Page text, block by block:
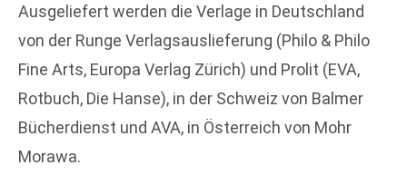
Ausgeliefert werden die Verlage in Deutschland
von der Runge Verlagsauslieferung (Philo & Philo
Fine Arts, Europa Verlag Zürich) und Prolit (EVA,
Rotbuch, Die Hanse), in der Schweiz von Balmer
Bücherdienst und AVA, in Österreich von Mohr
Morawa.